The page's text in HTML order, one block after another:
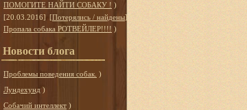
ПОМОГИТЕ НАЙТИ СОБАКУ ! )
[20.03.2016] [Потерялись / найдены]
Пропала собака РОТВЕЙЛЕР!!!! )
Новости блога
Проблемы поведения собак. )
Лундехунд )
Собачий интеллект )